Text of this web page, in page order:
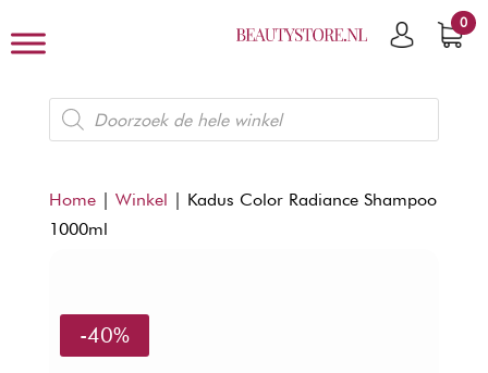
0
Producten
zoeken
Home| Winkel | Kadus Color Radiance Shampoo
1000ml
-40%